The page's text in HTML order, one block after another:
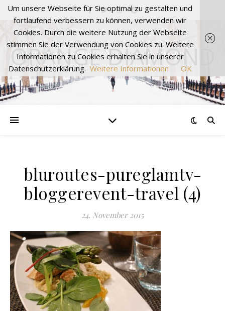
ORANGE DIAMOND
bluroutes-pureglamtv-
bloggerevent-travel (4)
24. November 2015
Um unsere Webseite für Sie optimal zu gestalten und
fortlaufend verbessern zu können, verwenden wir
Cookies. Durch die weitere Nutzung der Webseite
stimmen Sie der Verwendung von Cookies zu. Weitere
Informationen zu Cookies erhalten Sie in unserer
Datenschutzerklärung. Weitere Informationen OK